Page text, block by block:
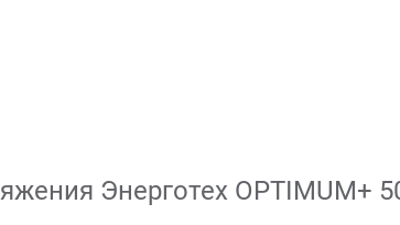
Энерготех OPTIMUM+